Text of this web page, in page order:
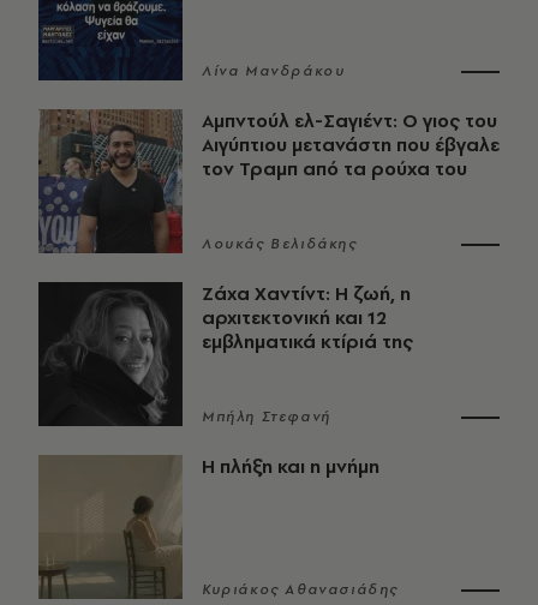
Λίνα Μανδράκου
Αμπντούλ ελ-Σαγιέντ: Ο γιος του
Αιγύπτιου μετανάστη που έβγαλε
τον Τραμπ από τα ρούχα του
Λουκάς Βελιδάκης
Ζάχα Χαντίντ: Η ζωή, η
αρχιτεκτονική και 12
εμβληματικά κτίριά της
Μπήλη Στεφανή
Η πλήξη και η μνήμη
Κυριάκος Αθανασιάδης